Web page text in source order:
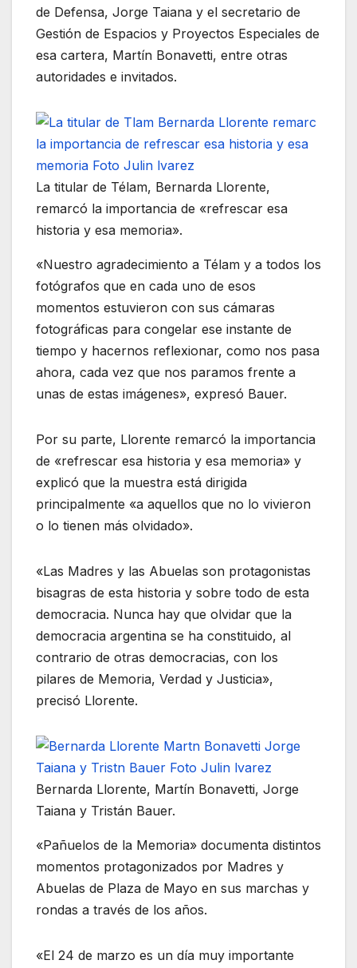
de Defensa, Jorge Taiana y el secretario de
Gestión de Espacios y Proyectos Especiales de
esa cartera, Martín Bonavetti, entre otras
autoridades e invitados.
La titular de Télam, Bernarda Llorente,
remarcó la importancia de «refrescar esa
historia y esa memoria».
«Nuestro agradecimiento a Télam y a todos los
fotógrafos que en cada uno de esos
momentos estuvieron con sus cámaras
fotográficas para congelar ese instante de
tiempo y hacernos reflexionar, como nos pasa
ahora, cada vez que nos paramos frente a
unas de estas imágenes», expresó Bauer.
Por su parte, Llorente remarcó la importancia
de «refrescar esa historia y esa memoria» y
explicó que la muestra está dirigida
principalmente «a aquellos que no lo vivieron
o lo tienen más olvidado».
«Las Madres y las Abuelas son protagonistas
bisagras de esta historia y sobre todo de esta
democracia. Nunca hay que olvidar que la
democracia argentina se ha constituido, al
contrario de otras democracias, con los
pilares de Memoria, Verdad y Justicia»,
precisó Llorente.
Bernarda Llorente, Martín Bonavetti, Jorge
Taiana y Tristán Bauer.
«Pañuelos de la Memoria» documenta distintos
momentos protagonizados por Madres y
Abuelas de Plaza de Mayo en sus marchas y
rondas a través de los años.
«El 24 de marzo es un día muy importante